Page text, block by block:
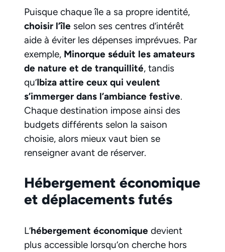
Puisque chaque île a sa propre identité,
choisir l’île selon ses centres d’intérêt
aide à éviter les dépenses imprévues. Par
exemple, Minorque séduit les amateurs
de nature et de tranquillité, tandis
qu’Ibiza attire ceux qui veulent
s’immerger dans l’ambiance festive.
Chaque destination impose ainsi des
budgets différents selon la saison
choisie, alors mieux vaut bien se
renseigner avant de réserver.
Hébergement économique
et déplacements futés
L’hébergement économique devient
plus accessible lorsqu’on cherche hors